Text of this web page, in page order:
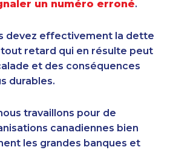
un numéro erroné.
devez effectivement la dette
retard qui en résulte peut
et des conséquences
durables.
travaillons pour de
canadiennes bien
les grandes banques et